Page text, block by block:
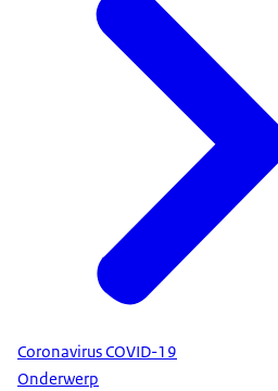
Coronavirus COVID-19
Onderwerp